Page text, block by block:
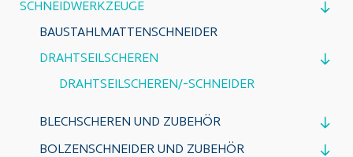
SCHNEIDWERKZEUGE
BAUSTAHLMATTENSCHNEIDER
DRAHTSEILSCHEREN
DRAHTSEILSCHEREN/-SCHNEIDER
BLECHSCHEREN UND ZUBEHÖR
BOLZENSCHNEIDER UND ZUBEHÖR